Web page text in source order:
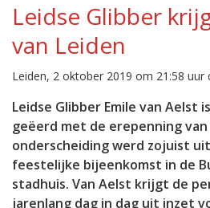
Leidse Glibber
van Leiden
Leiden, 2 oktober 2019 om 21:58 uur
Leidse Glibber Emile van Aelst
geëerd met de erepenning van
onderscheiding werd zojuist
feestelijke bijeenkomst in de
stadhuis. Van Aelst krijgt de
jarenlang dag in dag uit inzet